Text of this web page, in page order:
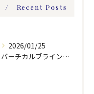
Recent Posts
2026/01/25
バーチカルブラインドのレース付きツーウェイスタイル